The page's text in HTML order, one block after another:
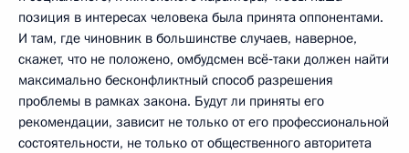
позиция в интересах человека была принята оппонентами.
И там, где чиновник в большинстве случаев, наверное,
скажет, что не положено, омбудсмен всё‑таки должен найти
максимально бесконфликтный способ разрешения
проблемы в рамках закона. Будут ли приняты его
рекомендации, зависит не только от его профессиональной
состоятельности, не только от общественного авторитета